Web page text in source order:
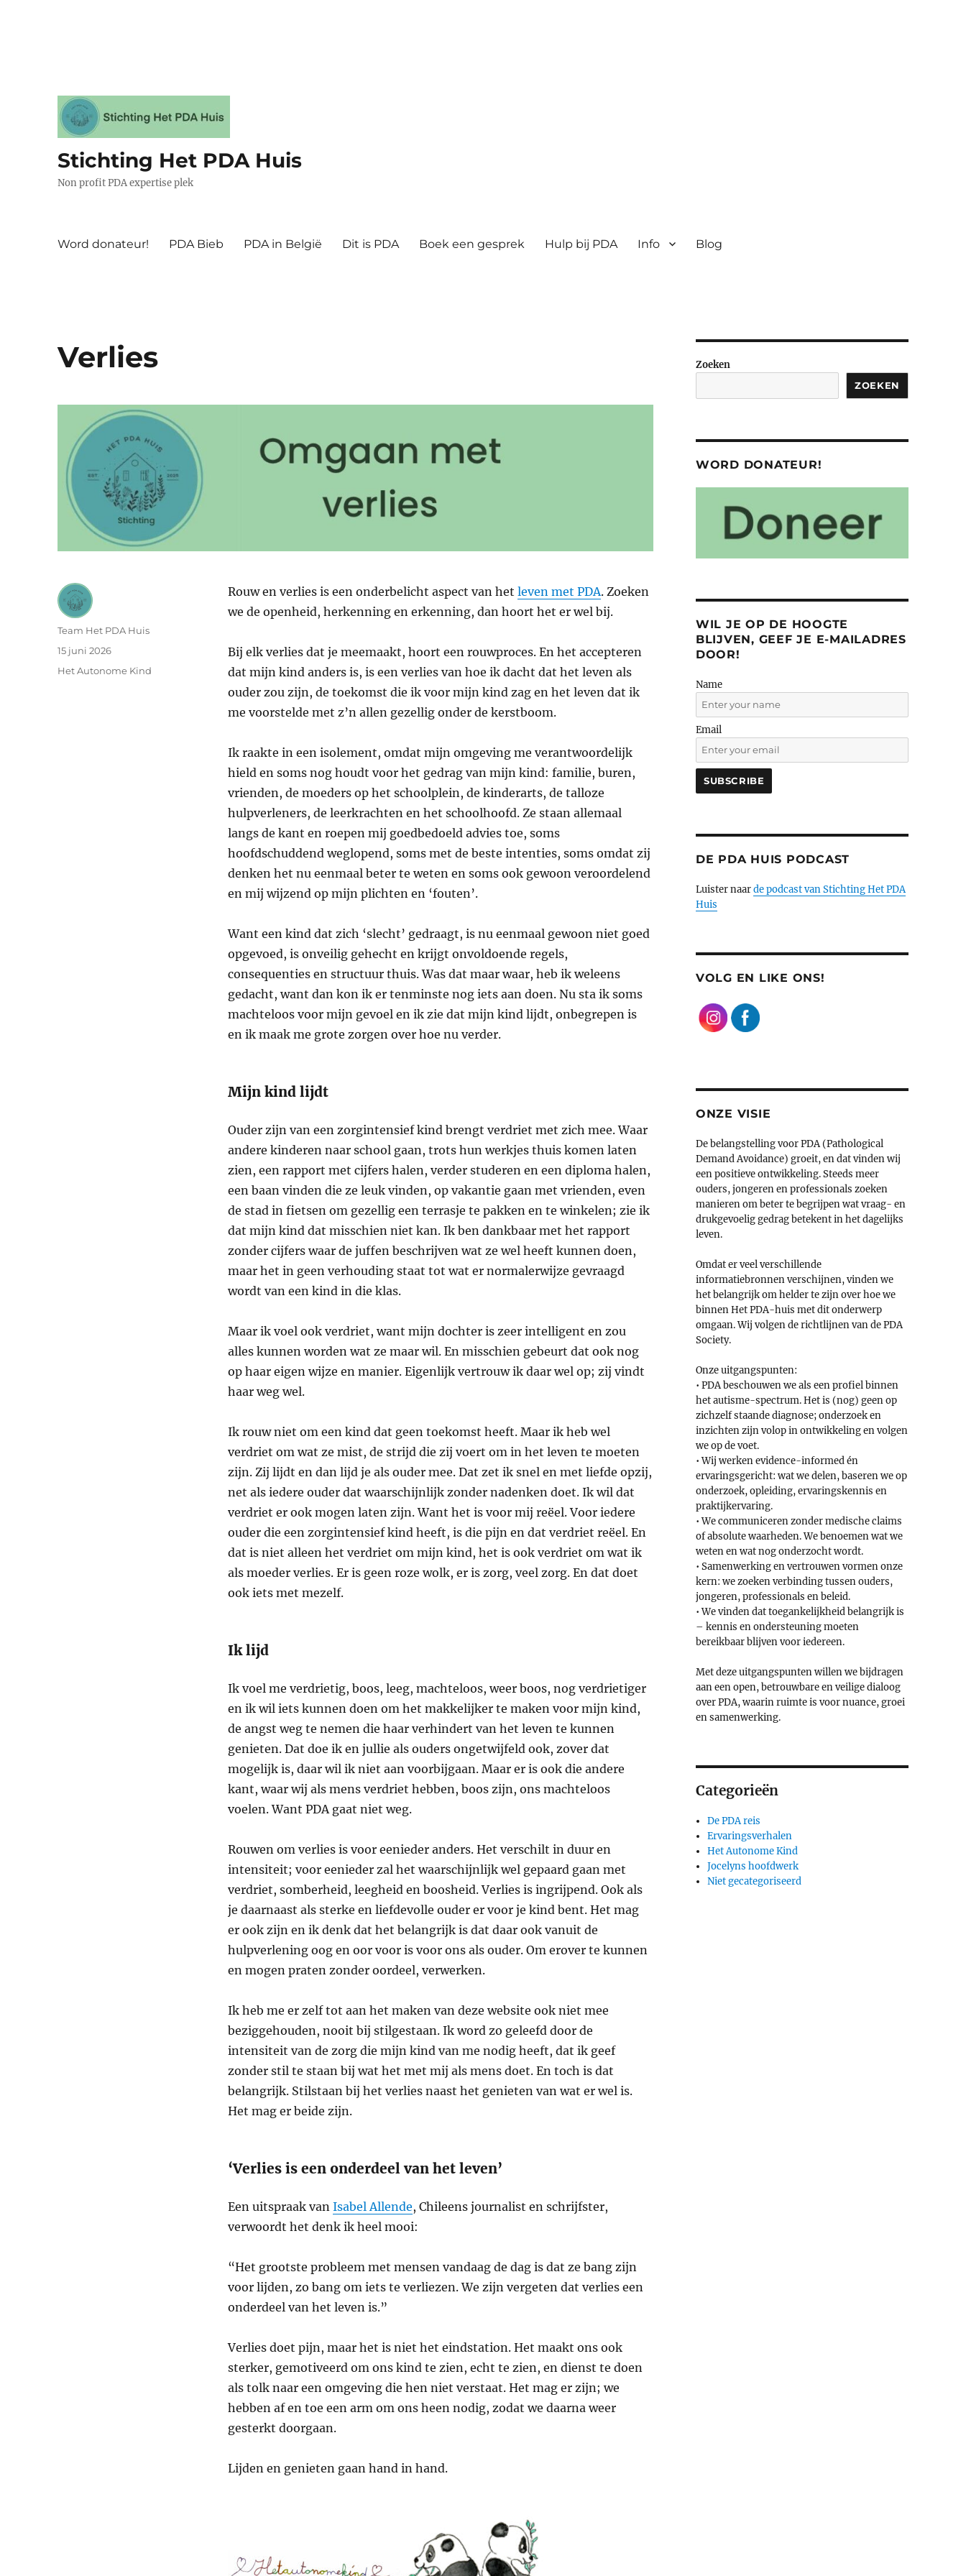
Stichting Het PDA Huis
Non profit PDA expertise plek
Word donateur! PDA Bieb PDA in België Dit is PDA Boek een gesprek Hulp bij PDA Info Blog
Verlies
Rouw en verlies is een onderbelicht aspect van het leven met PDA. Zoeken
we de openheid, herkenning en erkenning, dan hoort het er wel bij.
Bij elk verlies dat je meemaakt, hoort een rouwproces. En het accepteren
dat mijn kind anders is, is een verlies van hoe ik dacht dat het leven als
ouder zou zijn, de toekomst die ik voor mijn kind zag en het leven dat ik
me voorstelde met z’n allen gezellig onder de kerstboom.
Ik raakte in een isolement, omdat mijn omgeving me verantwoordelijk
hield en soms nog houdt voor het gedrag van mijn kind: familie, buren,
vrienden, de moeders op het schoolplein, de kinderarts, de talloze
hulpverleners, de leerkrachten en het schoolhoofd. Ze staan allemaal
langs de kant en roepen mij goedbedoeld advies toe, soms
hoofdschuddend weglopend, soms met de beste intenties, soms omdat zij
denken het nu eenmaal beter te weten en soms ook gewoon veroordelend
en mij wijzend op mijn plichten en ‘fouten’.
Want een kind dat zich ‘slecht’ gedraagt, is nu eenmaal gewoon niet goed
opgevoed, is onveilig gehecht en krijgt onvoldoende regels,
consequenties en structuur thuis. Was dat maar waar, heb ik weleens
gedacht, want dan kon ik er tenminste nog iets aan doen. Nu sta ik soms
machteloos voor mijn gevoel en ik zie dat mijn kind lijdt, onbegrepen is
en ik maak me grote zorgen over hoe nu verder.
Mijn kind lijdt
Ouder zijn van een zorgintensief kind brengt verdriet met zich mee. Waar
andere kinderen naar school gaan, trots hun werkjes thuis komen laten
zien, een rapport met cijfers halen, verder studeren en een diploma halen,
een baan vinden die ze leuk vinden, op vakantie gaan met vrienden, even
de stad in fietsen om gezellig een terrasje te pakken en te winkelen; zie ik
dat mijn kind dat misschien niet kan. Ik ben dankbaar met het rapport
zonder cijfers waar de juffen beschrijven wat ze wel heeft kunnen doen,
maar het in geen verhouding staat tot wat er normalerwijze gevraagd
wordt van een kind in die klas.
Maar ik voel ook verdriet, want mijn dochter is zeer intelligent en zou
alles kunnen worden wat ze maar wil. En misschien gebeurt dat ook nog
op haar eigen wijze en manier. Eigenlijk vertrouw ik daar wel op; zij vindt
haar weg wel.
Ik rouw niet om een kind dat geen toekomst heeft. Maar ik heb wel
verdriet om wat ze mist, de strijd die zij voert om in het leven te moeten
zijn. Zij lijdt en dan lijd je als ouder mee. Dat zet ik snel en met liefde opzij,
net als iedere ouder dat waarschijnlijk zonder nadenken doet. Ik wil dat
verdriet er ook mogen laten zijn. Want het is voor mij reëel. Voor iedere
ouder die een zorgintensief kind heeft, is die pijn en dat verdriet reëel. En
dat is niet alleen het verdriet om mijn kind, het is ook verdriet om wat ik
als moeder verlies. Er is geen roze wolk, er is zorg, veel zorg. En dat doet
ook iets met mezelf.
Ik lijd
Ik voel me verdrietig, boos, leeg, machteloos, weer boos, nog verdrietiger
en ik wil iets kunnen doen om het makkelijker te maken voor mijn kind,
de angst weg te nemen die haar verhindert van het leven te kunnen
genieten. Dat doe ik en jullie als ouders ongetwijfeld ook, zover dat
mogelijk is, daar wil ik niet aan voorbijgaan. Maar er is ook die andere
kant, waar wij als mens verdriet hebben, boos zijn, ons machteloos
voelen. Want PDA gaat niet weg.
Rouwen om verlies is voor eenieder anders. Het verschilt in duur en
intensiteit; voor eenieder zal het waarschijnlijk wel gepaard gaan met
verdriet, somberheid, leegheid en boosheid. Verlies is ingrijpend. Ook als
je daarnaast als sterke en liefdevolle ouder er voor je kind bent. Het mag
er ook zijn en ik denk dat het belangrijk is dat daar ook vanuit de
hulpverlening oog en oor voor is voor ons als ouder. Om erover te kunnen
en mogen praten zonder oordeel, verwerken.
Ik heb me er zelf tot aan het maken van deze website ook niet mee
beziggehouden, nooit bij stilgestaan. Ik word zo geleefd door de
intensiteit van de zorg die mijn kind van me nodig heeft, dat ik geef
zonder stil te staan bij wat het met mij als mens doet. En toch is dat
belangrijk. Stilstaan bij het verlies naast het genieten van wat er wel is.
Het mag er beide zijn.
‘Verlies is een onderdeel van het leven’
Een uitspraak van Isabel Allende, Chileens journalist en schrijfster,
verwoordt het denk ik heel mooi:
“Het grootste probleem met mensen vandaag de dag is dat ze bang zijn
voor lijden, zo bang om iets te verliezen. We zijn vergeten dat verlies een
onderdeel van het leven is.”
Verlies doet pijn, maar het is niet het eindstation. Het maakt ons ook
sterker, gemotiveerd om ons kind te zien, echt te zien, en dienst te doen
als tolk naar een omgeving die hen niet verstaat. Het mag er zijn; we
hebben af en toe een arm om ons heen nodig, zodat we daarna weer
gesterkt doorgaan.
Lijden en genieten gaan hand in hand.
Auteur
Team Het PDA Huis
Geplaatst
15 juni 2026
Categorieën
Het Autonome Kind
Zoeken
ZOEKEN
WORD DONATEUR!
WIL JE OP DE HOOGTE
BLIJVEN, GEEF JE E-MAILADRES
DOOR!
Name
Email
DE PDA HUIS PODCAST
Luister naarde podcast van Stichting Het PDA
Huis
VOLG EN LIKE ONS!
ONZE VISIE
De belangstelling voor PDA (Pathological
Demand Avoidance) groeit, en dat vinden wij
een positieve ontwikkeling. Steeds meer
ouders, jongeren en professionals zoeken
manieren om beter te begrijpen wat vraag- en
drukgevoelig gedrag betekent in het dagelijks
leven.
Omdat er veel verschillende
informatiebronnen verschijnen, vinden we
het belangrijk om helder te zijn over hoe we
binnen Het PDA-huis met dit onderwerp
omgaan. Wij volgen de richtlijnen van de PDA
Society.
Onze uitgangspunten:
• PDA beschouwen we als een profiel binnen
het autisme-spectrum. Het is (nog) geen op
zichzelf staande diagnose; onderzoek en
inzichten zijn volop in ontwikkeling en volgen
we op de voet.
• Wij werken evidence-informed én
ervaringsgericht: wat we delen, baseren we op
onderzoek, opleiding, ervaringskennis en
praktijkervaring.
• We communiceren zonder medische claims
of absolute waarheden. We benoemen wat we
weten en wat nog onderzocht wordt.
• Samenwerking en vertrouwen vormen onze
kern: we zoeken verbinding tussen ouders,
jongeren, professionals en beleid.
• We vinden dat toegankelijkheid belangrijk is
– kennis en ondersteuning moeten
bereikbaar blijven voor iedereen.
Met deze uitgangspunten willen we bijdragen
aan een open, betrouwbare en veilige dialoog
over PDA, waarin ruimte is voor nuance, groei
en samenwerking.
Categorieën
De PDA reis
Ervaringsverhalen
Het Autonome Kind
Jocelyns hoofdwerk
Niet gecategoriseerd